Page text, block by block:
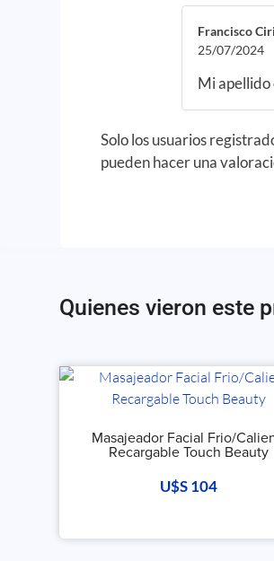
Francisco
25/07/2024
Mi apellido
Solo los usuarios
pueden hacer una
Quienes vieron este
Masajeador Facial Frio/
Recargable Touch Beauty
U$S104